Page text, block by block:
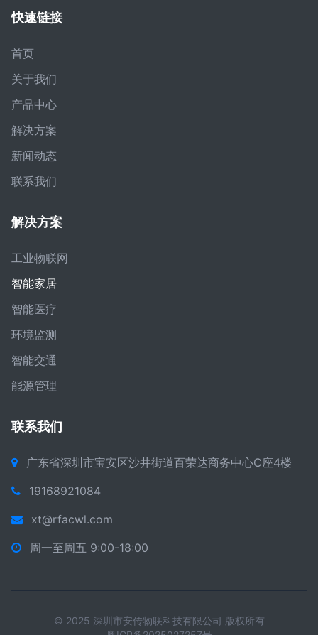
快速链接
首页
关于我们
产品中心
解决方案
新闻动态
联系我们
解决方案
工业物联网
智能家居
智能医疗
环境监测
智能交通
能源管理
联系我们
广东省深圳市宝安区沙井街道百荣达商务中心C座4楼
19168921084
xt@rfacwl.com
周一至周五 9:00-18:00
© 2025 深圳市安传物联科技有限公司 版权所有